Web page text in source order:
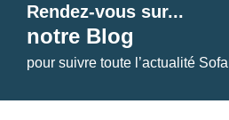
Rendez-vous sur...
notre Blog
pour suivre toute l’actualité